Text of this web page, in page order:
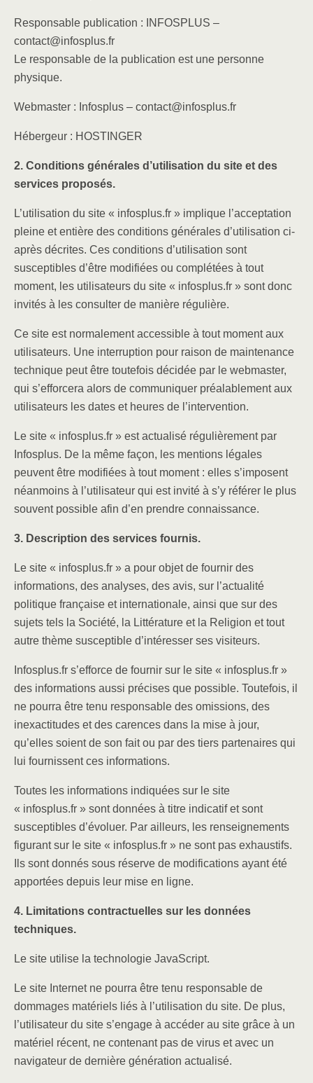
Responsable publication : INFOSPLUS –
contact@infosplus.fr
Le responsable de la publication est une personne
physique.
Webmaster : Infosplus – contact@infosplus.fr
Hébergeur : HOSTINGER
2. Conditions générales d’utilisation du site et des
services proposés.
L’utilisation du site « infosplus.fr » implique l’acceptation
pleine et entière des conditions générales d’utilisation ci-
après décrites. Ces conditions d’utilisation sont
susceptibles d’être modifiées ou complétées à tout
moment, les utilisateurs du site « infosplus.fr » sont donc
invités à les consulter de manière régulière.
Ce site est normalement accessible à tout moment aux
utilisateurs. Une interruption pour raison de maintenance
technique peut être toutefois décidée par le webmaster,
qui s’efforcera alors de communiquer préalablement aux
utilisateurs les dates et heures de l’intervention.
Le site « infosplus.fr » est actualisé régulièrement par
Infosplus. De la même façon, les mentions légales
peuvent être modifiées à tout moment : elles s’imposent
néanmoins à l’utilisateur qui est invité à s’y référer le plus
souvent possible afin d’en prendre connaissance.
3. Description des services fournis.
Le site « infosplus.fr » a pour objet de fournir des
informations, des analyses, des avis, sur l’actualité
politique française et internationale, ainsi que sur des
sujets tels la Société, la Littérature et la Religion et tout
autre thème susceptible d’intéresser ses visiteurs.
Infosplus.fr s’efforce de fournir sur le site « infosplus.fr »
des informations aussi précises que possible. Toutefois, il
ne pourra être tenu responsable des omissions, des
inexactitudes et des carences dans la mise à jour,
qu’elles soient de son fait ou par des tiers partenaires qui
lui fournissent ces informations.
Toutes les informations indiquées sur le site
« infosplus.fr » sont données à titre indicatif et sont
susceptibles d’évoluer. Par ailleurs, les renseignements
figurant sur le site « infosplus.fr » ne sont pas exhaustifs.
Ils sont donnés sous réserve de modifications ayant été
apportées depuis leur mise en ligne.
4. Limitations contractuelles sur les données
techniques.
Le site utilise la technologie JavaScript.
Le site Internet ne pourra être tenu responsable de
dommages matériels liés à l’utilisation du site. De plus,
l’utilisateur du site s’engage à accéder au site grâce à un
matériel récent, ne contenant pas de virus et avec un
navigateur de dernière génération actualisé.